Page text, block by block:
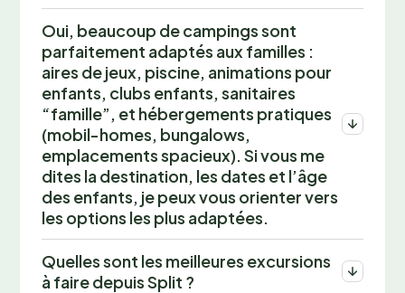
Oui, beaucoup de campings sont
parfaitement adaptés aux familles :
aires de jeux, piscine, animations pour
enfants, clubs enfants, sanitaires
“famille”, et hébergements pratiques
(mobil-homes, bungalows,
emplacements spacieux). Si vous me
dites la destination, les dates et l’âge
des enfants, je peux vous orienter vers
les options les plus adaptées.
Quelles sont les meilleures excursions
à faire depuis Split ?